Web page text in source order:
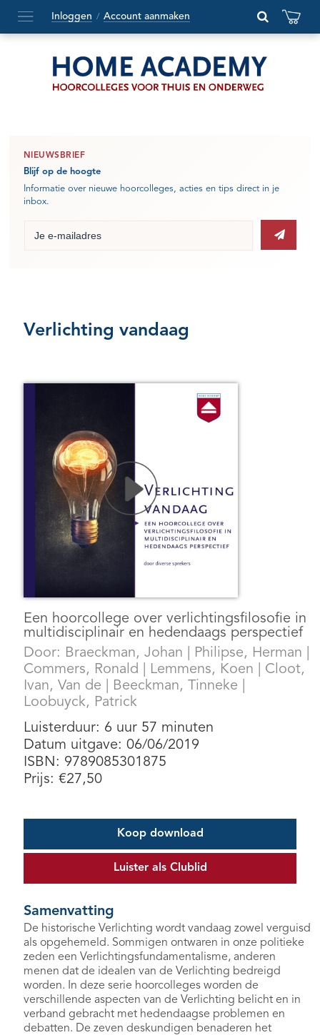
Hoofdmenu
openen
Inloggen / Account aanmaken
NIEUWSBRIEF
Blijf op de hoogte
Informatie over nieuwe hoorcolleges, acties en tips direct in je
inbox.
Verlichting vandaag
Een hoorcollege over verlichtingsfilosofie in
multidisciplinair en hedendaags perspectief
Door: Braeckman, Johan Philipse, Herman
Commers, Ronald
Lemmens, Koen
Cloot,
Ivan, Van de
Beeckman, Tinneke
Loobuyck, Patrick
Luisterduur: 6 uur 57 minuten
Datum uitgave: 06/06/2019
ISBN: 9789085301875
Prijs: €27,50
Koop download
Luister als Clublid
Samenvatting
De historische Verlichting wordt vandaag zowel verguisd
als opgehemeld. Sommigen ontwaren in onze politieke
zeden een Verlichtingsfundamentalisme, anderen
menen dat de idealen van de Verlichting bedreigd
worden. In deze serie hoorcolleges worden de
verschillende aspecten van de Verlichting belicht en in
verband gebracht met hedendaagse problemen en
debatten. De zeven deskundigen benaderen het